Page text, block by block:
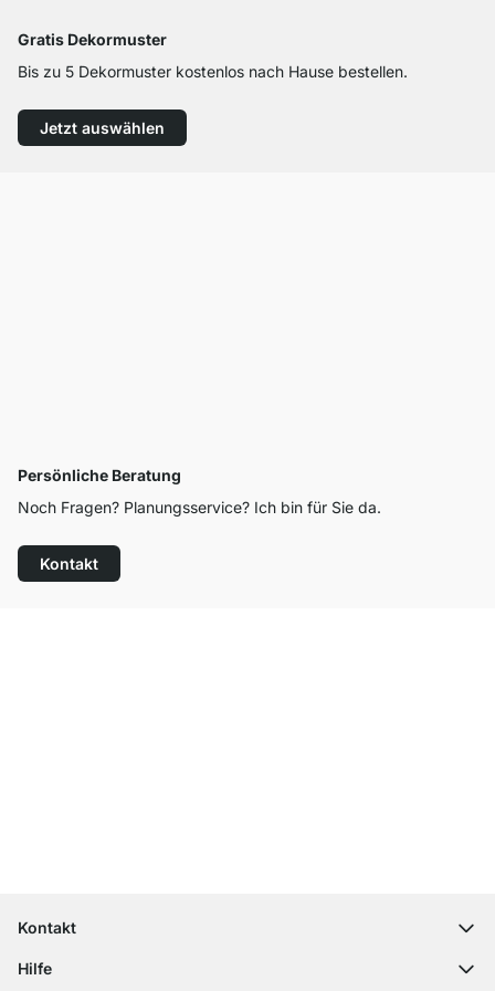
Gratis Dekormuster
Bis zu 5 Dekormuster kostenlos nach Hause bestellen.
Jetzt auswählen
Persönliche Beratung
Noch Fragen? Planungsservice? Ich bin für Sie da.
Kontakt
Kontakt
contact@regalraum.com
Hilfe